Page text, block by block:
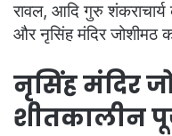
रावल, आदि गुरु शंकराचार्य
और नृसिंह मंदिर जोशीमठ
नृसिंह मंदिर
शीतकालीन